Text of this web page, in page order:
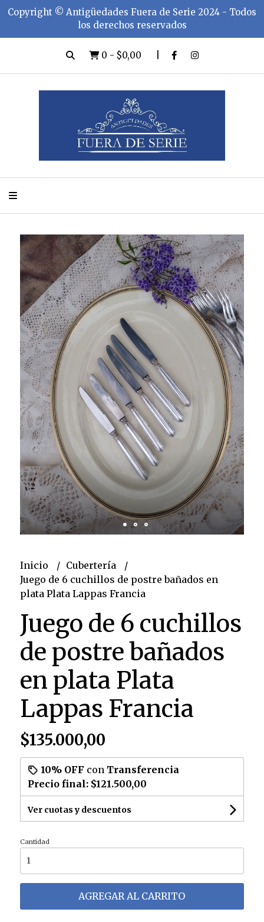
Copyright ©️ Antigüedades Fuera de Serie 2024 - Todos
los derechos reservados
0 - $0,00
Inicio
Cubertería
Juego de 6 cuchillos de postre bañados en
plata Plata Lappas Francia
Juego de 6 cuchillos
de postre bañados
en plata Plata
Lappas Francia
$135.000,00
10% OFF con Transferencia
Precio final: $121.500,00
Ver cuotas y descuentos
Cantidad
AGREGAR AL CARRITO